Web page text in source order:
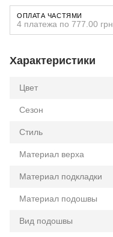
ОПЛАТА ЧАСТЯМИ
4 платежа по 777.00 грн
Характеристики
Цвет
Сезон
Стиль
Материал верха
Материал подкладки
Материал подошвы
Вид подошвы